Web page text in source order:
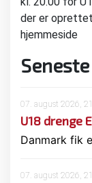
der er
hjemmeside
07. august 2026,
U18 drenge
Danmark fik
07. august 2026,